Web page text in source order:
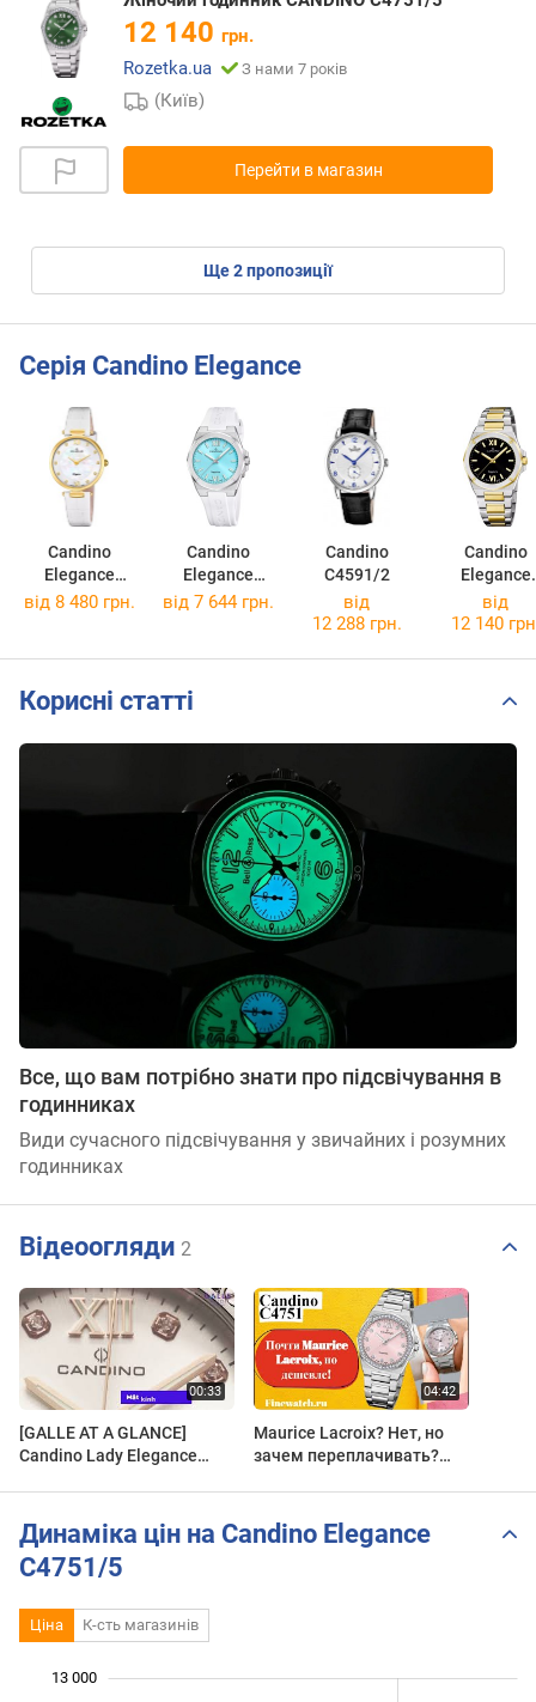
12 140 грн.
Rozetka.ua
З нами 7 років
(Київ)
Перейти в магазин
ще2пропозиції
Серія Candino Elegance
Candino
Elegance
C4670/3
Candino
Elegance
C4777/2
Candino
C4591/2
Candino
Elegance
C4776/6
від 8 480 грн. від 7 644 грн.
від
12 288 грн.
від
12 140
Корисні статті
Все, що вам потрібно знати про підсвічування в
годинниках
Види сучасного підсвічування у звичайних і розумних
годинниках
Відеоогляди 2
[GALLE AT A GLANCE]
Candino Lady Elegance
Maurice Lacroix? Нет, но
зачем переплачивать?
Динаміка цін на Candino Elegance
C4751/5
Ціна К-сть магазинів
13 000